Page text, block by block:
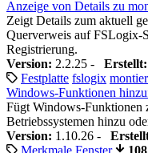
Anzeige von Details zu
Zeigt Details zum aktuell
Querverweis auf FSLogix-
Registrierung.
Version: 2.2.25 - Erstellt:
Festplatte fslogix
Windows-Funktionen
Fügt Windows-Funktionen
Betriebssystemen hinzu
Version: 1.10.26 -
Merkmale Fenster
108